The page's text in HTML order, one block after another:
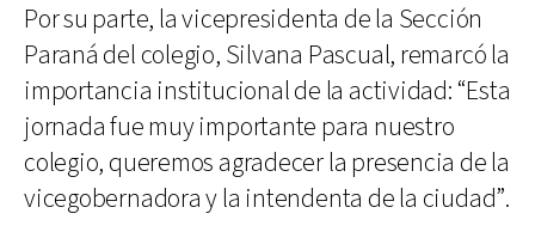
Por su parte, la vicepresidenta de la Sección
Paraná del colegio, Silvana Pascual, remarcó la
importancia institucional de la actividad: “Esta
jornada fue muy importante para nuestro
colegio, queremos agradecer la presencia de la
vicegobernadora y la intendenta de la ciudad”.